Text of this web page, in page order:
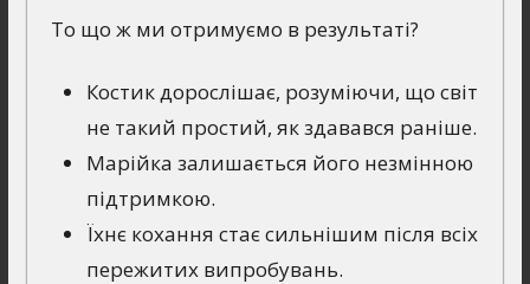
То що ж ми отримуємо в результаті?
Костик дорослішає, розуміючи, що світ
не такий простий, як здавався раніше.
Марійка залишається його незмінною
підтримкою.
Їхнє кохання стає сильнішим після всіх
пережитих випробувань.